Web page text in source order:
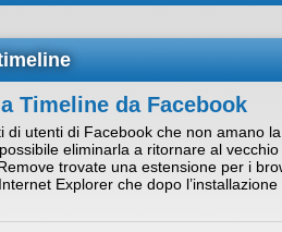
Timeline da Facebook
di utenti di Facebook che non amano
eliminarla a ritornare al
trovate una estensione per i
Explorer che dopo